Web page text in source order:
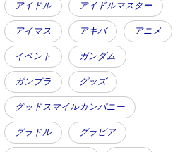
アイドル アイドルマスター
アイマス アキバ アニメ
イベント ガンダム
ガンプラ グッズ
グッドスマイルカンパニー
グラドル グラビア